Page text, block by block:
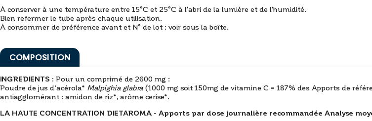
À conserver à une température entre 15°C et 25°C à l'abri de la lumière et de l'humidité.
Bien refermer le tube après chaque utilisation.
À consommer de préférence avant et N° de lot : voir sous la boîte.
COMPOSITION
INGREDIENTS : Pour un comprimé de 2600 mg :
Poudre de jus d’acérola* Malpighia glabra(1000 mg soit 150mg de vitamine C = 187% des Apports de
antiagglomérant : amidon de riz*, arôme cerise*.
LA HAUTE CONCENTRATION DIETAROMA - Apports par dose journalière recommandée Analyse